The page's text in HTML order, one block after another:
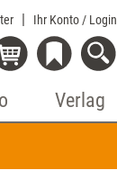
Ihr Konto / Login
Verlag